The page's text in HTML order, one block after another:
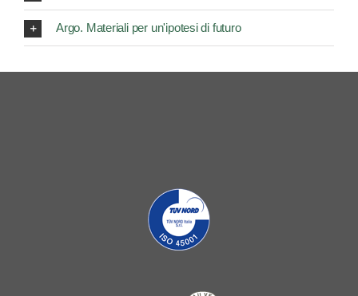
Argo. Materiali per un'ipotesi di futuro